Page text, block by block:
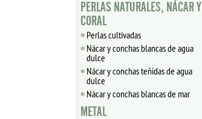
PERLAS NATURALES, NÁCAR Y
CORAL
Perlas cultivadas
Nácar y conchas blancas de agua
dulce
Nácar y conchas teñidas de agua
dulce
Nácar y conchas blancas de mar
METAL